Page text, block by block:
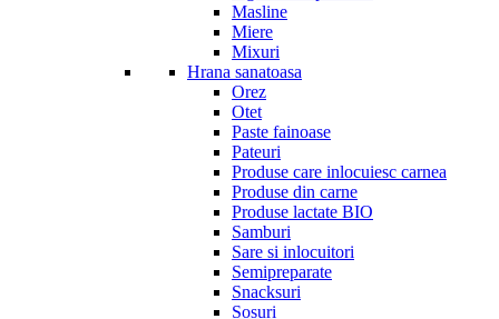
Masline
Miere
Mixuri
Hrana sanatoasa
Orez
Otet
Paste fainoase
Pateuri
Produse care inlocuiesc carnea
Produse din carne
Produse lactate BIO
Samburi
Sare si inlocuitori
Semipreparate
Snacksuri
Sosuri